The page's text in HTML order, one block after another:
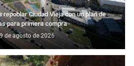
repoblar Ciudad Vieja con un plan de
para primera compra
de agosto de 2026